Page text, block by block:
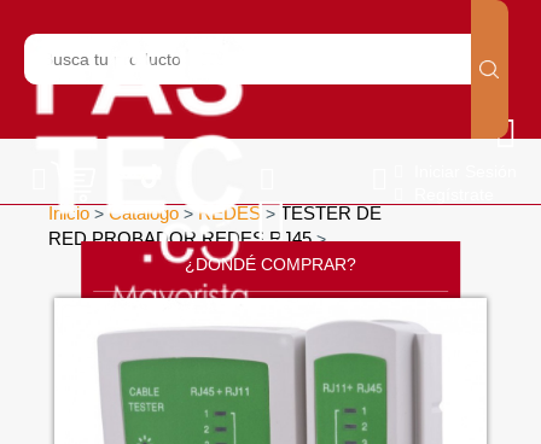
¿DONDÉ COMPRAR?
SOPORTE
CÁTALOGO
Inicio > Catálogo > REDES > TESTER DE
RED PROBADOR REDES RJ45>